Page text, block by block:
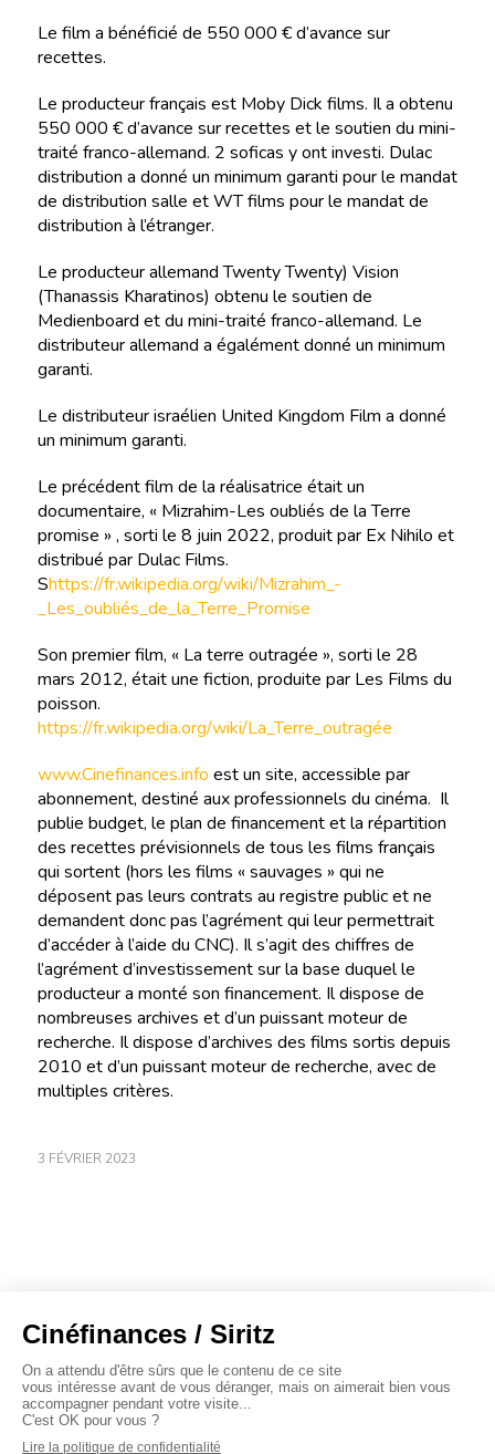
Le film a bénéficié de 550 000 € d’avance sur
recettes.
Le producteur français est Moby Dick films. Il a obtenu
550 000 € d’avance sur recettes et le soutien du mini-
traité franco-allemand. 2 soficas y ont investi. Dulac
distribution a donné un minimum garanti pour le mandat
de distribution salle et WT films pour le mandat de
distribution à l’étranger.
Le producteur allemand Twenty Twenty) Vision
(Thanassis Kharatinos) obtenu le soutien de
Medienboard et du mini-traité franco-allemand. Le
distributeur allemand a égalément donné un minimum
garanti.
Le distributeur israélien United Kingdom Film a donné
un minimum garanti.
Le précédent film de la réalisatrice était un
documentaire, « Mizrahim-Les oubliés de la Terre
promise » , sorti le 8 juin 2022, produit par Ex Nihilo et
distribué par Dulac Films.
Shttps://fr.wikipedia.org/wiki/Mizrahim_-
_Les_oubliés_de_la_Terre_Promise
Son premier film, « La terre outragée », sorti le 28
mars 2012, était une fiction, produite par Les Films du
poisson.
https://fr.wikipedia.org/wiki/La_Terre_outragée
www.Cinefinances.info est un site, accessible par
abonnement, destiné aux professionnels du cinéma. Il
publie budget, le plan de financement et la répartition
des recettes prévisionnels de tous les films français
qui sortent (hors les films « sauvages » qui ne
déposent pas leurs contrats au registre public et ne
demandent donc pas l’agrément qui leur permettrait
d’accéder à l’aide du CNC). Il s’agit des chiffres de
l’agrément d’investissement sur la base duquel le
producteur a monté son financement. Il dispose de
nombreuses archives et d’un puissant moteur de
recherche. Il dispose d’archives des films sortis depuis
2010 et d’un puissant moteur de recherche, avec de
multiples critères.
3 FÉVRIER 2023
À propos
Baromètres
Cinéscoop
Éditorial